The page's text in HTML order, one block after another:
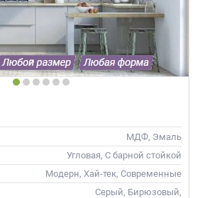
МДФ, Эмаль
Угловая, С барной стойкой
Модерн, Хай-тек, Современные
Серый, Бирюзовый,